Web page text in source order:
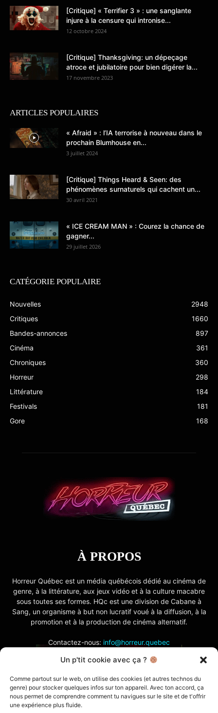
Un p'tit cookie avec ça ?
Comme partout sur le web, on utilise des cookies (et autres technos du
genre) pour stocker quelques infos sur ton appareil. Avec ton accord, ça
nous permet de comprendre comment tu navigues sur le site et de t'offrir
une expérience plus fluide.
[Critique] « Terrifier 3 » : une sanglante
injure à la censure qui intronise...
12 octobre 2024
[Critique] Thanksgiving: un dépeçage
atroce et jubilatoire pour bien digérer la...
17 novembre 2023
ARTICLES POPULAIRES
« Afraid » : l’IA terrorise à nouveau dans le
prochain Blumhouse en...
3 juillet 2024
[Critique] Things Heard & Seen: des
phénomènes surnaturels qui cachent un...
30 avril 2021
« ICE CREAM MAN » : Courez la chance de
gagner...
29 juillet 2026
CATÉGORIE POPULAIRE
Nouvelles
2948
Critiques
1660
Bandes-annonces
897
Cinéma
361
Chroniques
360
Horreur
298
Littérature
184
Festivals
181
Gore
168
À PROPOS
Horreur Québec est un média québécois dédié au cinéma de
genre, à la littérature, aux jeux vidéo et à la culture macabre
sous toutes ses formes. HQc est une division de Cabane à
Sang, un organisme à but non lucratif voué à la diffusion, à la
promotion et à la production de cinéma alternatif.
Contactez-nous: info@horreur.quebec
SUIVEZ NOUS